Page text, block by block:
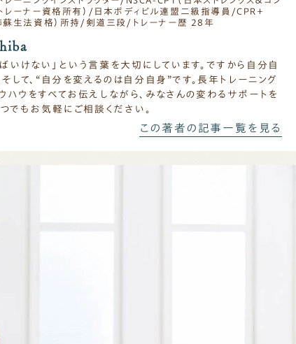
レーナー資格所有）/日本ボディビル連盟二級指導員/CPR＋
生法資格）所持/剣道三段/トレーナー歴 28年
いけない」という言葉を大切にしています。ですから自分自
して、“自分を変えるのは自分自身”です。長年トレーニング
ハウをすべてお伝えしながら、みなさんの変わるサポートを
でもお気軽にご相談ください。
この著者の記事一覧を見る